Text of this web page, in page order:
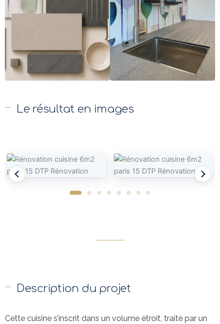
Le résultat en images
Description du projet
Cette cuisine s’inscrit dans un volume étroit, traité par un